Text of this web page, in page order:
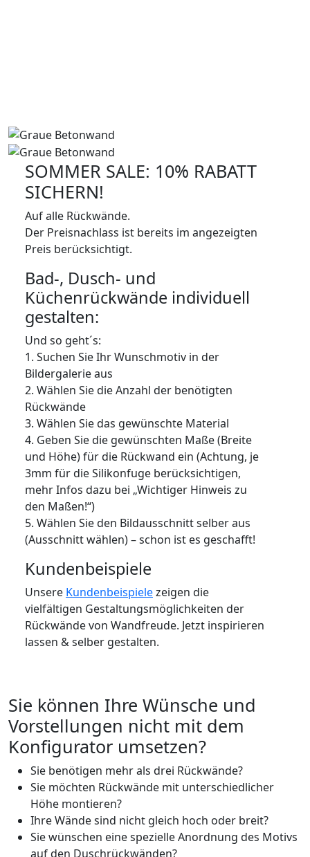
SOMMER SALE: 10% RABATT
SICHERN!
Auf alle Rückwände.
Der Preisnachlass ist bereits im angezeigten
Preis berücksichtigt.
Bad-, Dusch- und
Küchenrückwände individuell
gestalten:
Und so geht´s:
1. Suchen Sie Ihr Wunschmotiv in der
Bildergalerie aus
2. Wählen Sie die Anzahl der benötigten
Rückwände
3. Wählen Sie das gewünschte Material
4. Geben Sie die gewünschten Maße (Breite
und Höhe) für die Rückwand ein (Achtung, je
3mm für die Silikonfuge berücksichtigen,
mehr Infos dazu bei „Wichtiger Hinweis zu
den Maßen!“)
5. Wählen Sie den Bildausschnitt selber aus
(Ausschnitt wählen) – schon ist es geschafft!
Kundenbeispiele
Unsere Kundenbeispielezeigen die
vielfältigen Gestaltungsmöglichkeiten der
Rückwände von Wandfreude. Jetzt inspirieren
lassen & selber gestalten.
Sie können Ihre Wünsche und
Vorstellungen nicht mit dem
Konfigurator umsetzen?
Sie benötigen mehr als drei Rückwände?
Sie möchten Rückwände mit unterschiedlicher
Höhe montieren?
Ihre Wände sind nicht gleich hoch oder breit?
Sie wünschen eine spezielle Anordnung des Motivs
auf den Duschrückwänden?